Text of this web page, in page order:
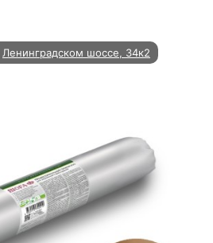
Ленинградском шоссе, 34к2